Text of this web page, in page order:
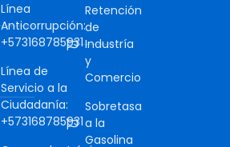
Línea
Anticorrupción:
+573168785931
Línea de
Servicio a la
Ciudadanía:
+573168785931
Retención
de
Industría
y
Comercio
Sobretasa
a la
Gasolina